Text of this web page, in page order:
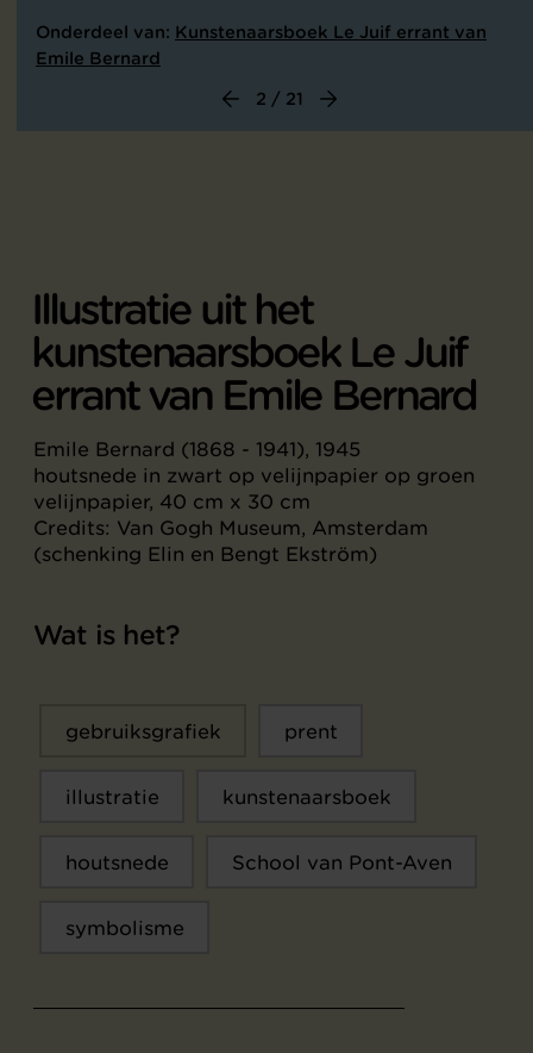
Onderdeel van: Kunstenaarsboek Le Juif errant van
Emile Bernard
2 / 21
Illustratie uit het
kunstenaarsboek Le Juif
errant van Emile Bernard
Emile Bernard (1868 - 1941), 1945
houtsnede in zwart op velijnpapier op groen
velijnpapier, 40 cm x 30 cm
Credits: Van Gogh Museum, Amsterdam
(schenking Elin en Bengt Ekström)
Wat is het?
gebruiksgrafiek prent
illustratie kunstenaarsboek
houtsnede School van Pont-Aven
symbolisme